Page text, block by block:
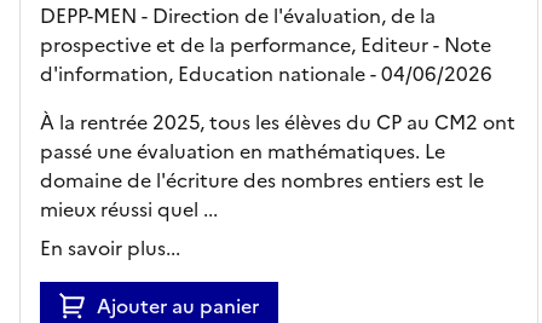
DEPP-MEN - Direction de l'évaluation, de la
prospective et de la performance, Editeur- Note
d'information, Education nationale- 04/06/2026
À la rentrée 2025, tous les élèves du CP au CM2 ont
passé une évaluation en mathématiques. Le
domaine de l'écriture des nombres entiers est le
mieux réussi quel ...
En savoir plus...
Ajouter au panier